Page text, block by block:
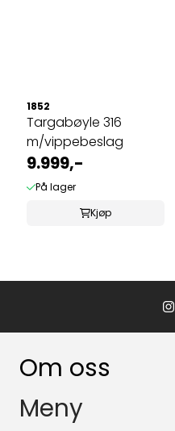
1852
Targabøyle 316
m/vippebeslag
9.999,-
På lager
Kjøp
Om oss
Hvaler Båtservice AS
Meny